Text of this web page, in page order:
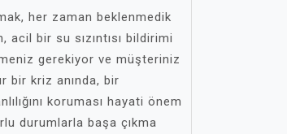
her zaman beklenmedik
acil bir su sızıntısı bildirimi
gerekiyor ve müşteriniz
bir kriz anında, bir
koruması hayati önem
durumlarla başa çıkma